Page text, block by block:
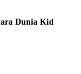
Dunia Kid